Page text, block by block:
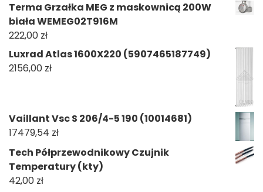
Terma Grzałka MEG z maskownicą 200W
biała WEMEG02T916M
222,00 zł
Luxrad Atlas 1600X220 (5907465187749)
2156,00 zł
Vaillant Vsc S 206/4-5 190 (10014681)
17479,54 zł
Tech Półprzewodnikowy Czujnik
Temperatury (kty)
42,00 zł